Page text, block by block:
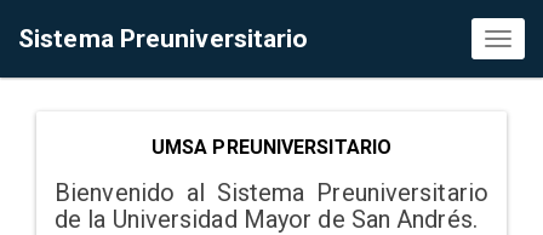
Sistema Preuniversitario
UMSA PREUNIVERSITARIO
Bienvenido al Sistema Preuniversitario
de la Universidad Mayor de San Andrés.